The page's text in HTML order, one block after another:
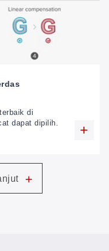
di
dapat dipilih.
+